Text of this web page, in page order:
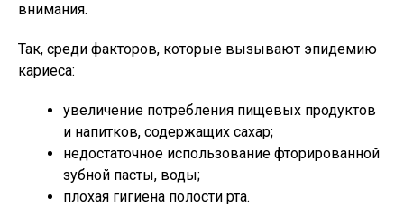
внимания.
Так, среди факторов, которые вызывают эпидемию
кариеса:
увеличение потребления пищевых продуктов
и напитков, содержащих сахар;
недостаточное использование фторированной
зубной пасты, воды;
плохая гигиена полости рта.